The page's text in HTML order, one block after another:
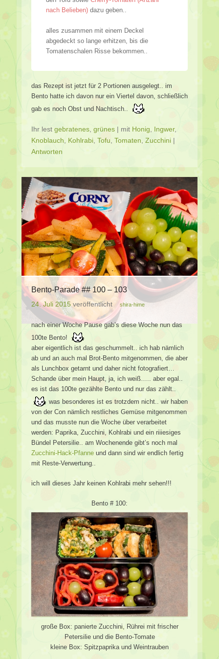
nach Belieben) dazu geben..
alles zusammen mit einem Deckel
abgedeckt so lange erhitzen, bis die
Tomatenschalen Risse bekommen..
das Rezept ist jetzt für 2 Portionen ausgelegt.. im
Bento hatte ich davon nur ein Viertel davon, schließlich
gab es noch Obst und Nachtisch..
Ihr lest gebratenes grünes | mit Honig Ingwer,
Knoblauch
Kohlrabi Tofu Tomaten Zucchini |
Antworten
Bento-Parade ## 100 – 103
24. Juli 2015 veröffentlicht shira-hime
nach einer Woche Pause gab’s diese Woche nun das
100te Bento!
aber eigentlich ist das geschummelt.. ich hab nämlich
ab und an auch mal Brot-Bento mitgenommen, die aber
als Lunchbox getarnt und daher nicht fotografiert…
Schande über mein Haupt, ja, ich weiß….. aber egal..
es ist das 100te gezählte Bento und nur das zählt..
was besonderes ist es trotzdem nicht.. wir haben
von der Con nämlich restliches Gemüse mitgenommen
und das musste nun die Woche über verarbeitet
werden: Paprika, Zucchini, Kohlrabi und ein riiiesiges
Bündel Petersilie.. am Wochenende gibt’s noch mal
Zucchini-Hack-Pfanne und dann sind wir endlich fertig
mit Reste-Verwertung..
ich will dieses Jahr keinen Kohlrabi mehr sehen!!!
Bento # 100:
große Box: panierte Zucchini, Rührei mit frischer
Petersilie und die Bento-Tomate
kleine Box: Spitzpaprika und Weintrauben